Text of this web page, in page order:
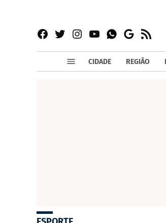
Facebook
TwitterInstagram
YouTubeWhatsapp
Google
News
RSS
CIDADE REGIÃO